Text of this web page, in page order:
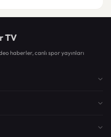
TV
haberler, canlı spor yayınları